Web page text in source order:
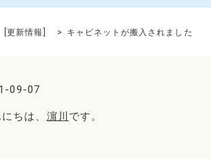
[更新情報 キャビネットが搬入されました
09-07
ちは、 濵川 です。